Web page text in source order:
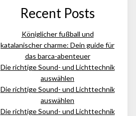
Recent Posts
Königlicher fußball und
katalanischer charme: Dein guide für
das barca-abenteuer
Die richtige Sound- und Lichttechnik
auswählen
Die richtige Sound- und Lichttechnik
auswählen
Die richtige Sound- und Lichttechnik